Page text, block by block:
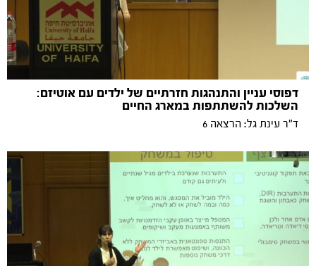
דפוסי עניין והתנהגות חזרתיים של ילדים עם אוטיזם:
השלכות להשתתפות במארג החיים
ד"ר עינת גל: הרצאה 6